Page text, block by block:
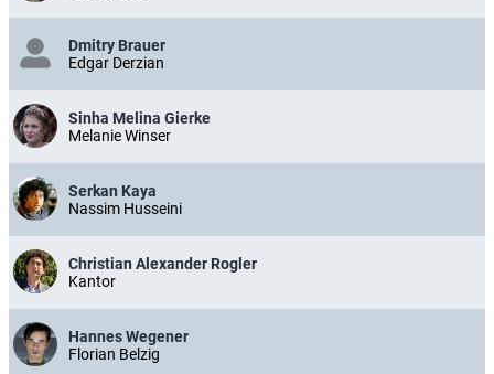
Dmitry Brauer
Edgar Derzian
Sinha Melina Gierke
Melanie Winser
Serkan Kaya
Nassim Husseini
Christian Alexander Rogler
Kantor
Hannes Wegener
Florian Belzig